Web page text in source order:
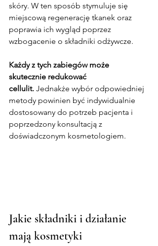
skóry. W ten sposób stymuluje się
miejscową regenerację tkanek oraz
poprawia ich wygląd poprzez
wzbogacenie o składniki odżywcze.
Każdy z tych zabiegów może
skutecznie redukować
cellulit. Jednakże wybór odpowiedniej
metody powinien być indywidualnie
dostosowany do potrzeb pacjenta i
poprzedzony konsultacją z
doświadczonym kosmetologiem.
Jakie składniki i działanie
mają kosmetyki